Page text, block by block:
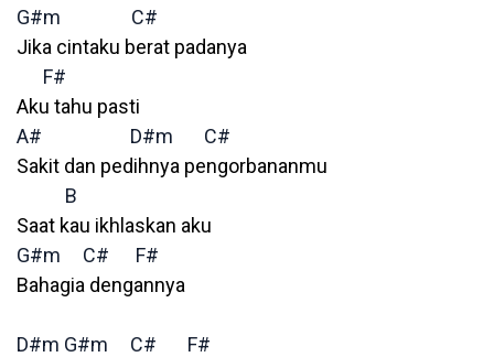
G#m
C#
Jika cintaku berat padanya
F#
Aku tahu pasti
A#
D#m
C#
Sakit dan pedihnya pengorbananmu
B
Saat kau ikhlaskan aku
G#m
C#
F#
Bahagia dengannya
D#m G#m C#
F#